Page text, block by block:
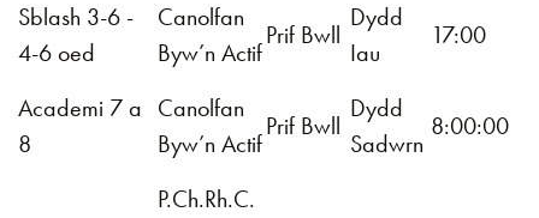
Sblash 3-6 -
4-6 oed
Canolfan
Byw’n Actif
Prif Bwll
Dydd
Iau
17:00
Academi 7 a
8
Canolfan
Byw’n Actif
Prif Bwll
Dydd
Sadwrn
8:00:00
P.Ch.Rh.C.